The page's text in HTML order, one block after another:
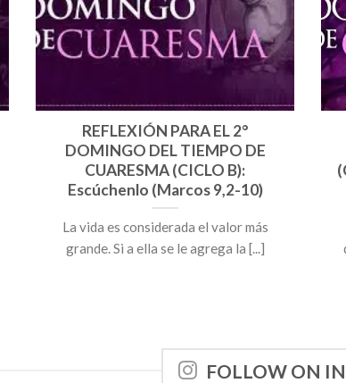
REFLEXIÓN PARA EL 2°
DOMINGO DEL TIEMPO DE
CUARESMA (CICLO B):
Escúchenlo (Marcos 9,2-10)
La vida es considerada el valor más
grande. Si a ella se le agrega la [...]
FOLLOW ON